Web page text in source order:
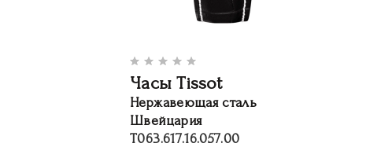
Часы Tissot
Нержавеющая сталь
Швейцария
T063.617.16.057.00